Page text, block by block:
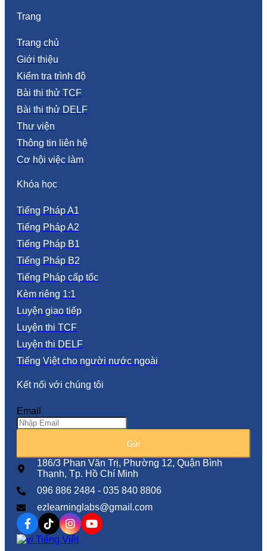
Trang
Trang chủ
Giới thiệu
Kiểm tra trình độ
Bài thi thử TCF
Bài thi thử DELF
Thư viện
Thông tin liên hệ
Cơ hội việc làm
Khóa học
Tiếng Pháp A1
Tiếng Pháp A2
Tiếng Pháp B1
Tiếng Pháp B2
Tiếng Pháp cấp tốc
Kèm riêng 1:1
Luyện giao tiếp
Luyện thi TCF
Luyện thi DELF
Tiếng Việt cho người nước ngoài
Kết nối với chúng tôi
Email
Gửi
186/3 Phan Văn Trị, Phường 12, Quận Bình
Thạnh, Tp. Hồ Chí Minh
096 886 2484 - 035 840 8806
ezlearninglabs@gmail.com
Tiếng Việt